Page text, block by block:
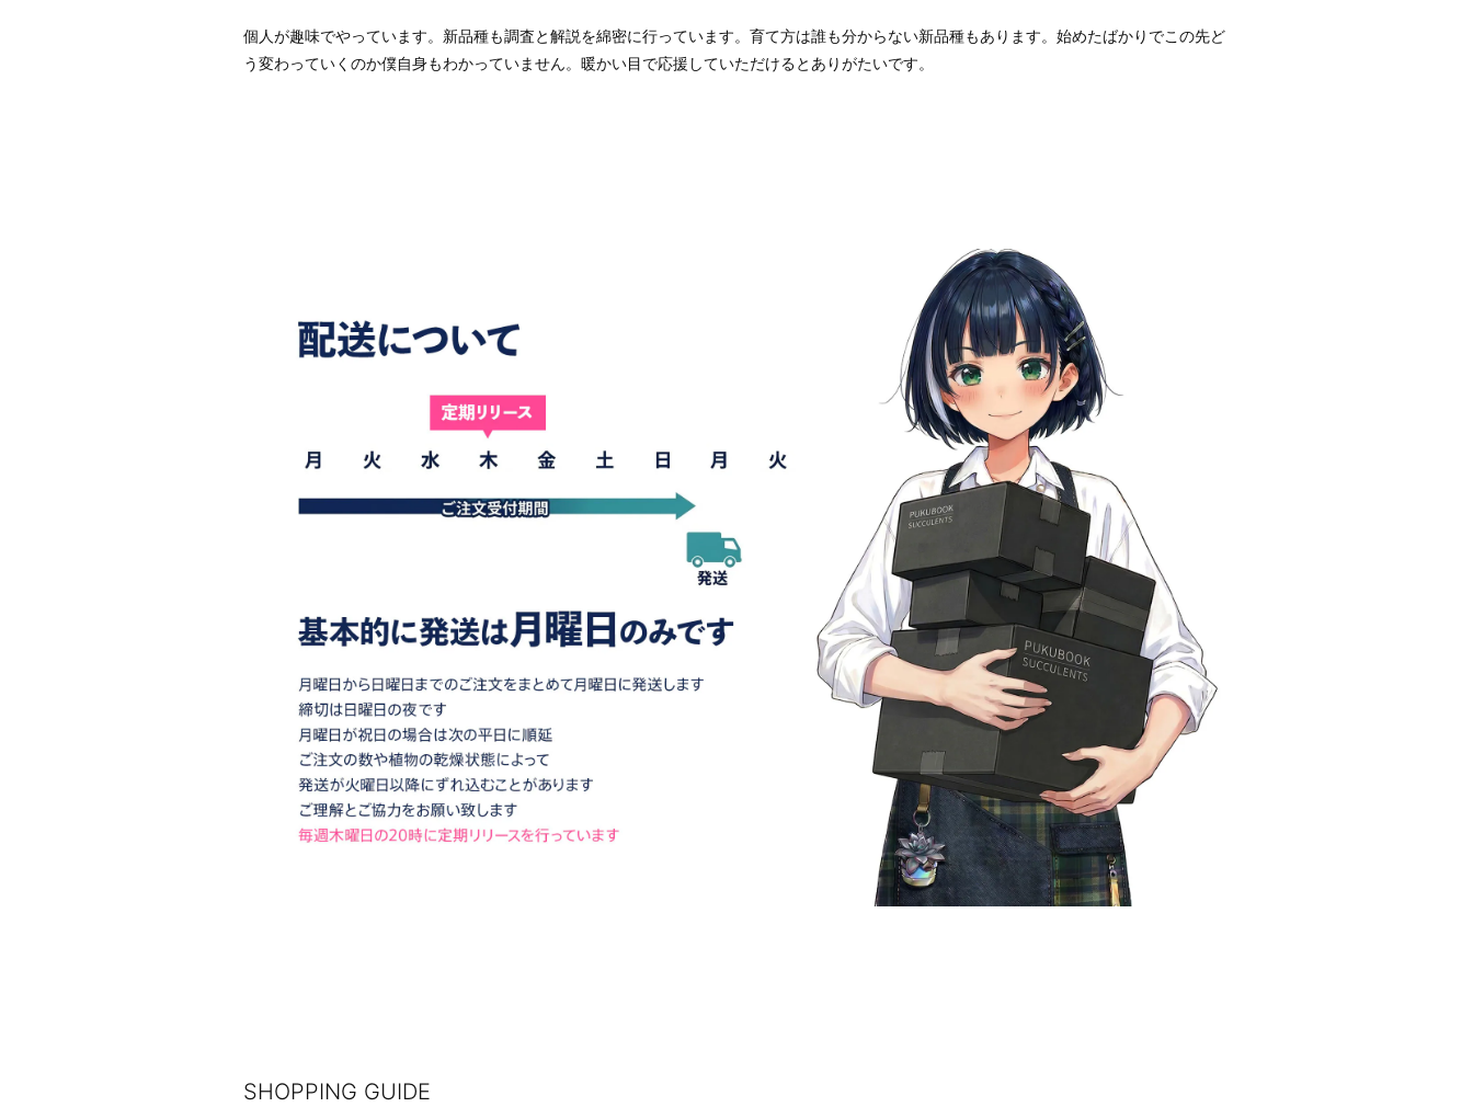
個人が趣味でやっています。新品種も調査と解説を綿密に行っています。育て方は誰も分からない新品種もあります。始めたばかりでこの先ど
う変わっていくのか僕自身もわかっていません。暖かい目で応援していただけるとありがたいです。
SHOPPING GUIDE